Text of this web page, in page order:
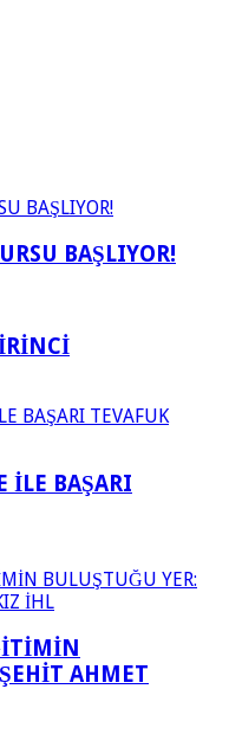
BAŞLIYOR!
İLE BAŞARI
AHMET